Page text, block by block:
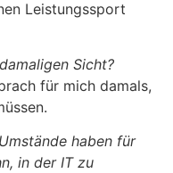
Leistungssport
Sicht?
für mich damals,
haben für
in der IT zu